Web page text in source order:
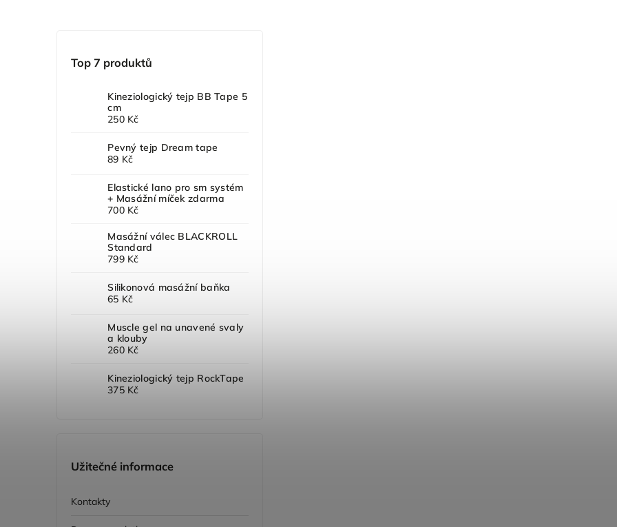
Top 7 produktů
Kineziologický tejp BB Tape 5
cm
250 Kč
Pevný tejp Dream tape
89 Kč
Elastické lano pro sm systém
+ Masážní míček zdarma
700 Kč
Masážní válec BLACKROLL
Standard
799 Kč
Silikonová masážní baňka
65 Kč
Muscle gel na unavené svaly
a klouby
260 Kč
Kineziologický tejp RockTape
375 Kč
Užitečné informace
Kontakty